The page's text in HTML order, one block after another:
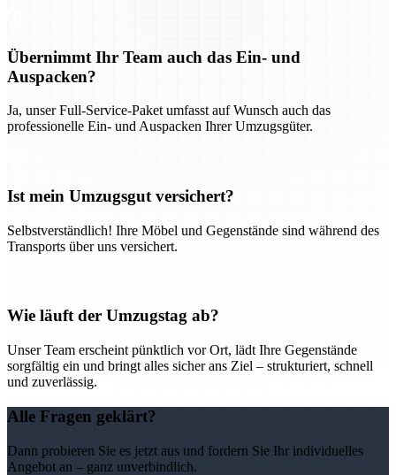
Übernimmt Ihr Team auch das Ein- und
Auspacken?
Ja, unser Full-Service-Paket umfasst auf Wunsch auch das
professionelle Ein- und Auspacken Ihrer Umzugsgüter.
Ist mein Umzugsgut versichert?
Selbstverständlich! Ihre Möbel und Gegenstände sind während des
Transports über uns versichert.
Wie läuft der Umzugstag ab?
Unser Team erscheint pünktlich vor Ort, lädt Ihre Gegenstände
sorgfältig ein und bringt alles sicher ans Ziel – strukturiert, schnell
und zuverlässig.
Alle Fragen geklärt?
Dann probieren Sie es jetzt aus und fordern Sie Ihr individuelles
Angebot an – ganz unverbindlich.